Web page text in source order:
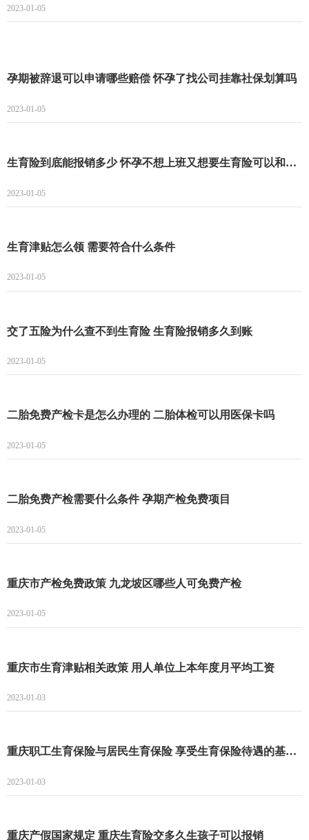
2023-01-05
孕期被辞退可以申请哪些赔偿 怀孕了找公司挂靠社保划算吗
2023-01-05
生育险到底能报销多少 怀孕不想上班又想要生育险可以和公司商量吗
2023-01-05
生育津贴怎么领 需要符合什么条件
2023-01-05
交了五险为什么查不到生育险 生育险报销多久到账
2023-01-05
二胎免费产检卡是怎么办理的 二胎体检可以用医保卡吗
2023-01-05
二胎免费产检需要什么条件 孕期产检免费项目
2023-01-05
重庆市产检免费政策 九龙坡区哪些人可免费产检
2023-01-05
重庆市生育津贴相关政策 用人单位上本年度月平均工资
2023-01-03
重庆职工生育保险与居民生育保险 享受生育保险待遇的基本条件
2023-01-03
重庆产假国家规定 重庆生育险交多久生孩子可以报销